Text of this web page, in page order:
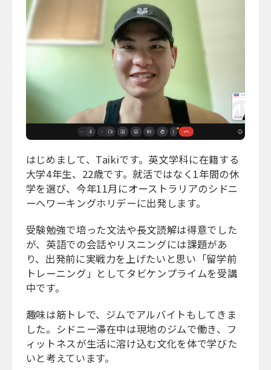
はじめまして、Taikiです。英文学科に在籍する
大学4年生、22歳です。就活ではなく1年間の休
学を選び、今年11月にオーストラリアのシドニ
ーへワーキングホリデーに出発します。
受験勉強で培った文法や長文読解は得意でした
が、英語での会話やリスニングには課題があ
り、出発前に実戦力を上げたいと思い「留学前
トレーニング」としてタビケンプライムを受講
中です。
趣味は筋トレで、ジムでアルバイトもしてきま
した。シドニー滞在中は現地のジムで働き、フ
ィットネスが生活に溶け込む文化を体で学びた
いと考えています。